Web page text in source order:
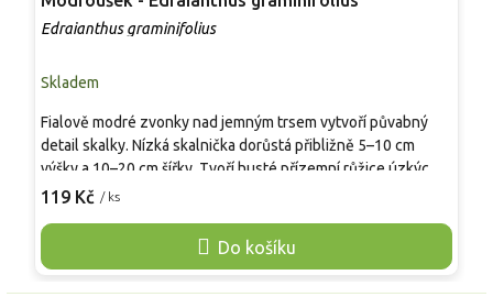
Edraianthus graminifolius
Skladem
119 Kč / ks
Do košíku
Fialově modré zvonky nad jemným trsem vytvoří půvabný
detail skalky. Nízká skalnička dorůstá přibližně 5–10 cm
výšky a 10–20 cm šířky. Tvoří husté přízemní růžice úzkých,
trávovitých zelených listů, nad nimiž se v červnu a červenci
měřítku vynikne v kamenných spárách, korytech, vyvýšených
záhonech i mezi nízkými alpínkami. Modrofialová barva